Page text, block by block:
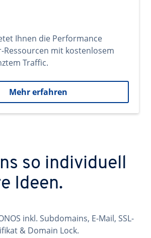
Ihnen die Performance
Ressourcen mit kostenlosem
Traffic.
Mehr erfahren
so individuell
Ideen.
inkl. Subdomains, E-Mail, SSL-
& Domain Lock.